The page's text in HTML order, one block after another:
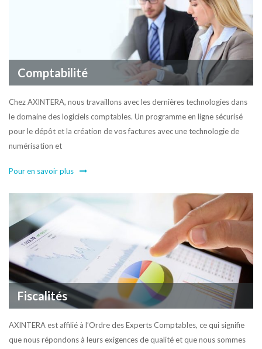
Comptabilité
Chez AXINTERA, nous travaillons avec les dernières technologies dans
le domaine des logiciels comptables. Un programme en ligne sécurisé
pour le dépôt et la création de vos factures avec une technologie de
numérisation et
Pour en savoir plus
Fiscalités
AXINTERA est affilié à l’Ordre des Experts Comptables, ce qui signifie
que nous répondons à leurs exigences de qualité et que nous sommes